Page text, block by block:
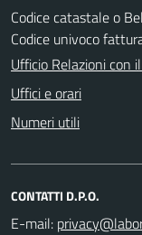
Codice catastale o
Codice univoco
Ufficio Relazioni con
Uffici e orari
Numeri utili
CONTATTI D.P.O.
E-mail: